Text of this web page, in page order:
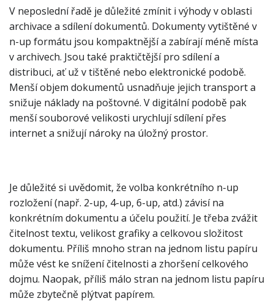
V neposlední řadě je důležité zmínit i výhody v oblasti
archivace a sdílení dokumentů. Dokumenty vytištěné v
n-up formátu jsou kompaktnější a zabírají méně místa
v archivech. Jsou také praktičtější pro sdílení a
distribuci, ať už v tištěné nebo elektronické podobě.
Menší objem dokumentů usnadňuje jejich transport a
snižuje náklady na poštovné. V digitální podobě pak
menší souborové velikosti urychlují sdílení přes
internet a snižují nároky na úložný prostor.
Je důležité si uvědomit, že volba konkrétního n-up
rozložení (např. 2-up, 4-up, 6-up, atd.) závisí na
konkrétním dokumentu a účelu použití. Je třeba zvážit
čitelnost textu, velikost grafiky a celkovou složitost
dokumentu. Příliš mnoho stran na jednom listu papíru
může vést ke snížení čitelnosti a zhoršení celkového
dojmu. Naopak, příliš málo stran na jednom listu papíru
může zbytečně plýtvat papírem.